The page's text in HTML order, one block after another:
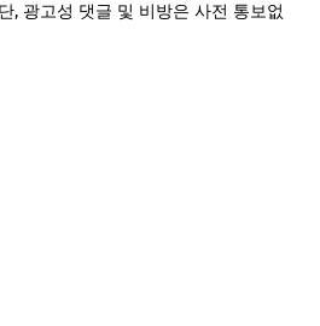
, 광고성 댓글 및 비방은 사전 통보없